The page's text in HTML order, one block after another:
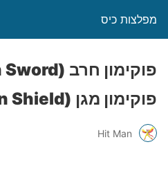
מפלצות כיס
פוקימון מגן (Pokémon Shield)
Hit Man